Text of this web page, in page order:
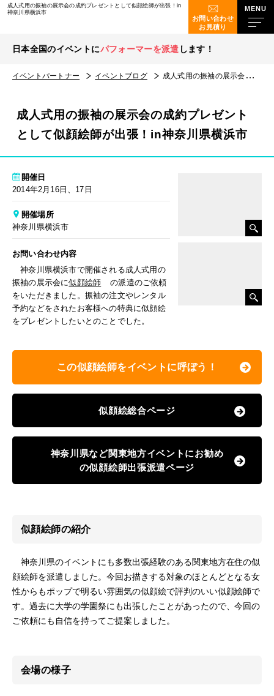
成人式用の振袖の展示会の成約プレゼントとして似顔絵師が出張！in
神奈川県横浜市
お問い合わせ
お見積り
日本全国のイベントにパフォーマーを派遣 します！
イベントパートナー イベントブログ 成人式用の振袖の展示会の成約プレゼントとして似顔絵師が出張！in神奈川県横浜市
成人式用の振袖の展示会の成約プレゼント
として似顔絵師が出張！in神奈川県横浜市
開催日
2014年2月16日、17日
開催場所
神奈川県横浜市
お問い合わせ内容
神奈川県横浜市で開催される成人式用の
振袖の展示会に似顔絵師
の派遣のご依頼
をいただきました。振袖の注文やレンタル
予約などをされたお客様への特典に似顔絵
をプレゼントしたいとのことでした。
この似顔絵師をイベントに呼ぼう！
似顔絵総合ページ
神奈川県など関東地方イベントにお勧め
の似顔絵師出張派遣ページ
似顔絵師の紹介
神奈川県のイベントにも多数出張経験のある関東地方在住の似
顔絵師を派遣しました。今回お描きする対象のほとんどとなる女
性からもポップで明るい雰囲気の似顔絵で評判のいい似顔絵師で
す。過去に大学の学園祭にも出張したことがあったので、今回の
ご依頼にも自信を持ってご提案しました。
会場の様子